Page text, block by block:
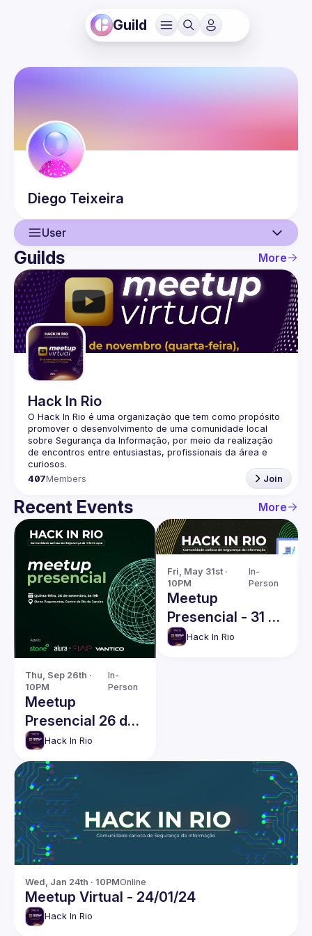
Guild
Diego Teixeira
User
User
Events
Guilds
Guilds More
Hack In Rio
O Hack In Rio é uma organização que tem como propósito
promover o desenvolvimento de uma comunidade local
sobre Segurança da Informação, por meio da realização
de encontros entre entusiastas, profissionais da área e
407Members Join
Recent Events More
Thu, Sep 26th ·
10PM
In-
Person
Meetup
Presencial 26 de
Setembro - Hack
In Rio
Hack In Rio
Fri, May 31st ·
10PM
In-
Person
Meetup
Presencial - 31 de
Maio -Hack In Rio
Wed, Jan 24th · 10PMOnline
Meetup Virtual - 24/01/24
Hack In Rio